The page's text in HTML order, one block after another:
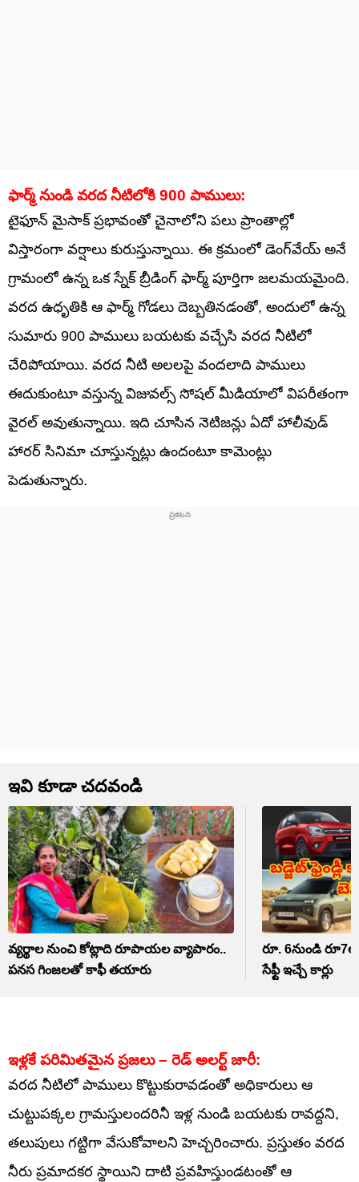
ఫార్మ్ నుండి వరద నీటిలోకి 900 పాములు:
టైఫూన్ మైసాక్ ప్రభావంతో చైనాలోని పలు ప్రాంతాల్లో
విస్తారంగా వర్షాలు కురుస్తున్నాయి. ఈ క్రమంలో డెంగ్‌వేయ్ అనే
గ్రామంలో ఉన్న ఒక స్నేక్ బ్రీడింగ్ ఫార్మ్ పూర్తిగా జలమయమైంది.
వరద ఉధృతికి ఆ ఫార్మ్ గోడలు దెబ్బతినడంతో, అందులో ఉన్న
సుమారు 900 పాములు బయటకు వచ్చేసి వరద నీటిలో
చేరిపోయాయి. వరద నీటి అలలపై వందలాది పాములు
ఈదుకుంటూ వస్తున్న విజువల్స్ సోషల్ మీడియాలో విపరీతంగా
వైరల్ అవుతున్నాయి. ఇది చూసిన నెటిజన్లు ఏదో హాలీవుడ్
హారర్ సినిమా చూస్తున్నట్లు ఉందంటూ కామెంట్లు
పెడుతున్నారు.
ఇవి కూడా చదవండి
వ్యర్థాల నుంచి కోట్లాది రూపాయల వ్యాపారం..
పనస గింజలతో కాఫీ తయారు
రూ. 6నుండి
సేఫ్టీ ఇచ్చే కార్లు
ఇళ్లకే పరిమితమైన ప్రజలు – రెడ్ అలర్ట్ జారీ:
వరద నీటిలో పాములు కొట్టుకురావడంతో అధికారులు ఆ
చుట్టుపక్కల గ్రామస్తులందరినీ ఇళ్ల నుండి బయటకు రావద్దని,
తలుపులు గట్టిగా వేసుకోవాలని హెచ్చరించారు. ప్రస్తుతం వరద
నీరు ప్రమాదకర స్థాయిని దాటి ప్రవహిస్తుండటంతో ఆ